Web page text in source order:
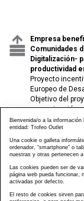
Empresa
Comunidades
Digitalización-
productividad
Proyecto
Europeo de
Objetivo del
comunicación y
electrónico de
Bienvenida/o a la
entidad: Trofeo Outlet
Una cookie o galleta
ordenador, “smartphone” o
nuestras y otras pertenecen
Las cookies pueden ser de
página web pueda funcionar,
activadas por defecto.
El resto de cookies sirven